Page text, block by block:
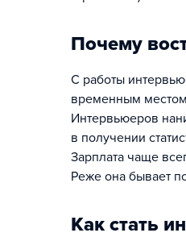
Почему
С работы
временным местом
Интервьюеров
в получении
Зарплата чаще
Реже она бывает
Как стать